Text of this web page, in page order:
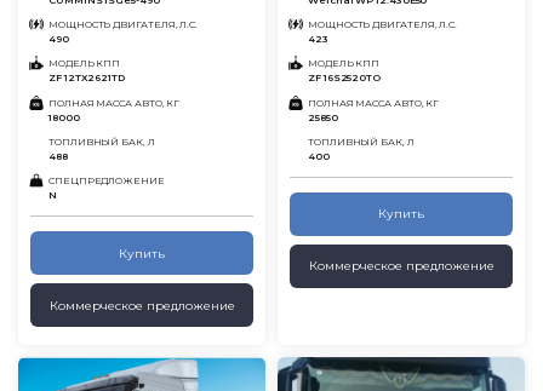
МОЩНОСТЬ ДВИГАТЕЛЯ, Л.С.
490
МОДЕЛЬ КПП
ZF 12TX2621TD
ПОЛНАЯ МАССА АВТО, КГ
18000
ТОПЛИВНЫЙ БАК, Л
488
СПЕЦПРЕДЛОЖЕНИЕ
N
Купить
Коммерческое предложение
МОЩНОСТЬ ДВИГАТЕЛЯ, Л.С.
423
МОДЕЛЬ КПП
ZF 16S2520TO
ПОЛНАЯ МАССА АВТО, КГ
25850
ТОПЛИВНЫЙ БАК, Л
400
Купить
Коммерческое предложение